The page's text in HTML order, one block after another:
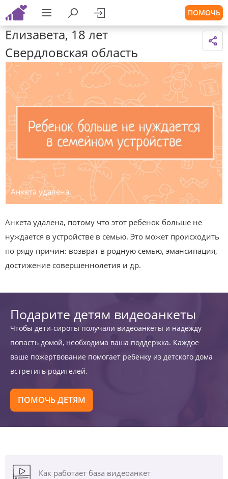
ПОМОЧЬ
Елизавета, 18 лет
Свердловская область
Анкета удалена.
Анкета удалена, потому что этот ребенок больше не
нуждается в устройстве в семью. Это может происходить
по ряду причин: возврат в родную семью, эмансипация,
достижение совершеннолетия и др.
Подарите детям видеоанкеты
Чтобы дети-сироты получали видеоанкеты и надежду
попасть домой, необходима ваша поддержка. Каждое
ваше пожертвование помогает ребенку из детского дома
встретить родителей.
ПОМОЧЬ ДЕТЯМ
Как работает база видеоанкет